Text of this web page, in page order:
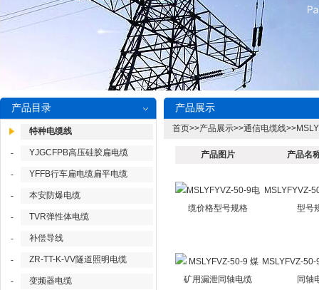
产品目录
特种电缆线
- YJGCFPB高压硅胶扁电缆
- YFFB行车扁电缆扁平电缆
- 本安防爆电缆
- TVR弹性体电缆
- 补偿导线
- ZR-TT-K-VV隧道照明电缆
- 变频器电缆
产品展示
首页>>产品展示>>通信电缆线>>
产品图片 产品名
MSLYFYVZ-
型号
MSLYFVZ-
同轴